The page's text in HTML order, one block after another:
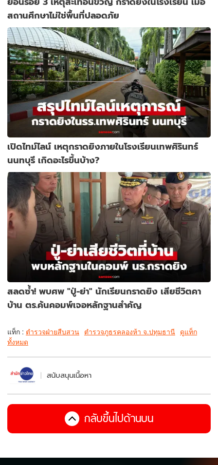
สถานศึกษาไม่ใช่พื้นที่ปลอดภัย
เปิดไทม์ไลน์ เหตุกราดยิงภายในโรงเรียนเทพศิรินทร์
นนทบุรี เกิดอะไรขึ้นบ้าง?
สลดซ้ำ! พบศพ "ปู่-ย่า" นักเรียนกราดยิง เสียชีวิตคา
บ้าน ตร.ค้นคอมพ์เจอหลักฐานสำคัญ
แท็ก : ตำรวจฝ่ายสืบสวน ตำรวจภูธรคลองห้า จ.ปทุมธานี ดูแท็ก
ทั้งหมด
สนับสนุนเนื้อหา
กลับขึ้นไปด้านบน